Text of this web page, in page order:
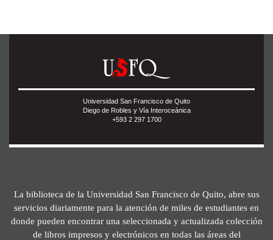
Universidad San Francisco de Quito
Diego de Robles y Vía Interoceánica
+593 2 297 1700
La biblioteca de la Universidad San Francisco de Quito, abre sus
servicios diariamente para la atención de miles de estudiantes en
donde pueden encontrar una seleccionada y actualizada colección
de libros impresos y electrónicos en todas las áreas del